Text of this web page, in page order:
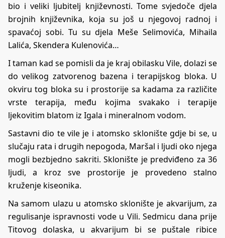
bio i veliki ljubitelj književnosti. Tome svjedoče djela
brojnih književnika, koja su još u njegovoj radnoj i
spavaćoj sobi. Tu su djela Meše Selimovića, Mihaila
Lalića, Skendera Kulenovića…
I taman kad se pomisli da je kraj obilasku Vile, dolazi se
do velikog zatvorenog bazena i terapijskog bloka. U
okviru tog bloka su i prostorije sa kadama za različite
vrste terapija, među kojima svakako i terapije
ljekovitim blatom iz Igala i mineralnom vodom.
Sastavni dio te vile je i atomsko sklonište gdje bi se, u
slučaju rata i drugih nepogoda, Maršal i ljudi oko njega
mogli bezbjedno sakriti. Sklonište je predviđeno za 36
ljudi, a kroz sve prostorije je provedeno stalno
kruženje kiseonika.
Na samom ulazu u atomsko sklonište je akvarijum, za
regulisanje ispravnosti vode u Vili. Sedmicu dana prije
Titovog dolaska, u akvarijum bi se puštale ribice